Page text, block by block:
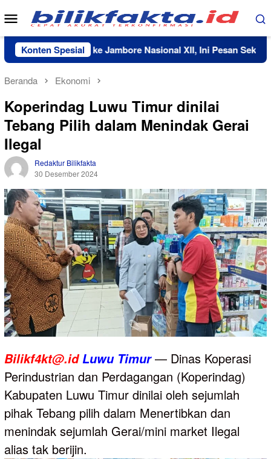
Loncat
ke
konten
Menu
Mobile
Konten Spesial
Nama Daerah ke Jambore Nasional XII, Ini Pesan Sekda Luwu
Beranda Ekonomi
Koperindag Luwu Timur dinilai
Tebang Pilih dalam Menindak Gerai
Ilegal
Redaktur Bilikfakta
30 Desember 2024
Bilikf4kt@.id Luwu Timur— Dinas Koperasi
Perindustrian dan Perdagangan (Koperindag)
Kabupaten Luwu Timur dinilai oleh sejumlah
pihak Tebang pilih dalam Menertibkan dan
menindak sejumlah Gerai/mini market Ilegal
alias tak berijin.